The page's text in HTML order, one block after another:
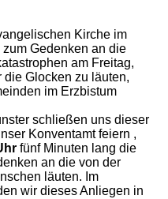
Kirche im
Gedenken an die
am Freitag,
Glocken zu läuten,
im Erzbistum
schließen uns dieser
Konventamt feiern ,
fünf Minuten lang die
an die von der
läuten. Im
wir dieses Anliegen in